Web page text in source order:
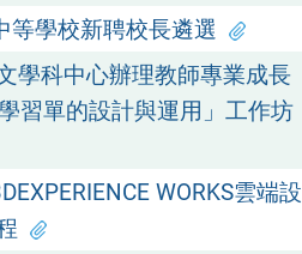
等學校新聘校長遴選
學科中心辦理教師專業成長
習單的設計與運用」工作坊
WORKS雲端設